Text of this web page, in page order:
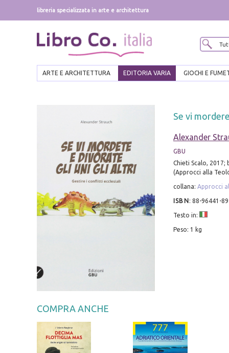
libreria specializzata in arte e architettura
ARTE E ARCHITETTURA EDITORIA VARIA GIOCHI E
Se vi
Alexander
GBU
Chieti Scalo, 2017;
(Approcci alla
collana: Approcci
ISBN : 88-96441-
Testo in:
Peso: 1 kg
COMPRA ANCHE